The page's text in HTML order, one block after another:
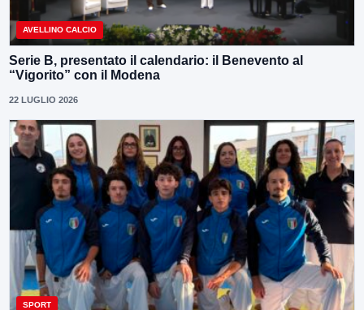
AVELLINO CALCIO
Serie B, presentato il calendario: il Benevento al
“Vigorito” con il Modena
22 LUGLIO 2026
SPORT